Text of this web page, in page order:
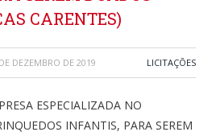
CARENTES)
DEZEMBRO DE 2019 LICITAÇÕES
ESPECIALIZADA NO
INFANTIS, PARA SEREM